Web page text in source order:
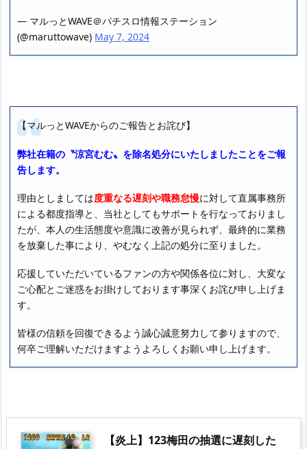
— マルっとWAVE＠パチスロ情報ステーション
(@maruttowave) May 7, 2024
【マルっとWAVEからのご報告とお詫び】
弊社在籍の〝涼宮むむ〟を除名処分にいたしましたことをご報
告します。
理由としましては度重なる遅刻や職務怠慢に対して直属事務所
による都度指導と、当社としてもサポートを行なっておりまし
たが、本人の生活態度や意識に改善が見られず、最終的に業務
を放棄した事により、やむなく上記の処分に至りました。
応援していただいているファンの方や関係各位に対し、大変な
ご心配とご迷惑をお掛けしております事深くお詫び申し上げま
す。
皆様の信頼を回復できるよう誠心誠意努力して参りますので、
何卒ご理解いただけますようよろしくお願い申し上げます。
【炎上】123梅田の抽選に遅刻した